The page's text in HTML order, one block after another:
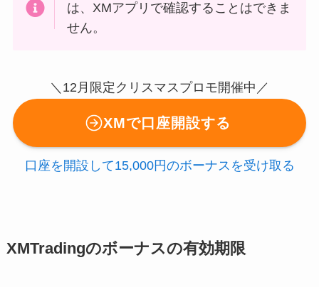
は、XMアプリで確認することはできま
せん。
＼12月限定クリスマスプロモ開催中／
XMで口座開設する
口座を開設して15,000円のボーナスを受け取る
XMTradingのボーナスの有効期限